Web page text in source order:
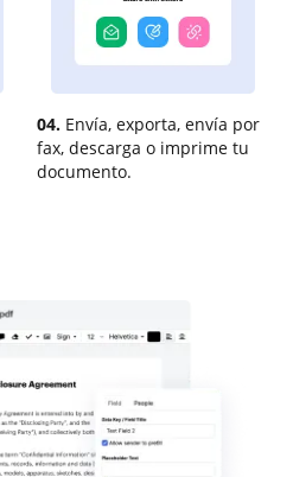
04. Envía, exporta, envía por
fax, descarga o imprime tu
documento.